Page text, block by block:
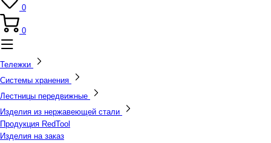
0
0
Тележки
Системы хранения
Лестницы передвижные
Изделия из нержавеющей стали
Продукция RedTool
Изделия на заказ